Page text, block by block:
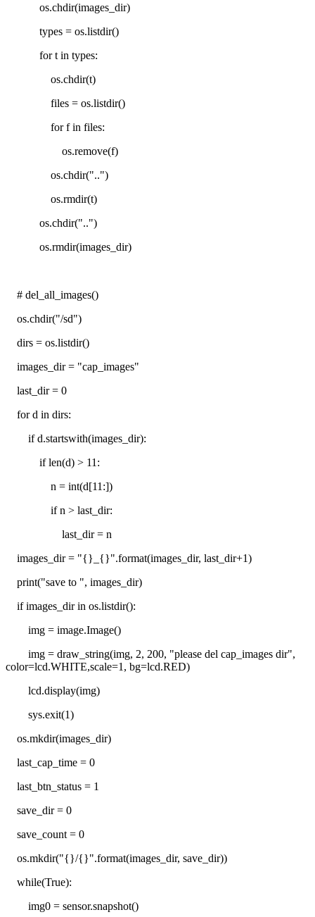
os.chdir(images_dir)
types = os.listdir()
for t in types:
os.chdir(t)
files = os.listdir()
for f in files:
os.remove(f)
os.chdir("..")
os.rmdir(t)
os.chdir("..")
os.rmdir(images_dir)
# del_all_images()
os.chdir("/sd")
dirs = os.listdir()
images_dir = "cap_images"
last_dir = 0
for d in dirs:
if d.startswith(images_dir):
if len(d) > 11:
n = int(d[11:])
if n > last_dir:
last_dir = n
images_dir = "{}_{}".format(images_dir, last_dir+1)
print("save to ", images_dir)
if images_dir in os.listdir():
img = image.Image()
img = draw_string(img, 2, 200, "please del cap_images dir",
color=lcd.WHITE,scale=1, bg=lcd.RED)
lcd.display(img)
sys.exit(1)
os.mkdir(images_dir)
last_cap_time = 0
last_btn_status = 1
save_dir = 0
save_count = 0
os.mkdir("{}/{}".format(images_dir, save_dir))
while(True):
img0 = sensor.snapshot()